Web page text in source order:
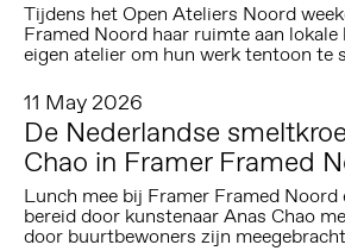
Tijdens het Open Ateliers Noord
Framed Noord haar ruimte aan
eigen atelier om hun werk tentoon te
11 May 2026
De Nederlandse
Chao in Framer Framed
Lunch mee bij Framer Framed Noord
bereid door kunstenaar Anas Chao
door buurtbewoners zijn meegebracht